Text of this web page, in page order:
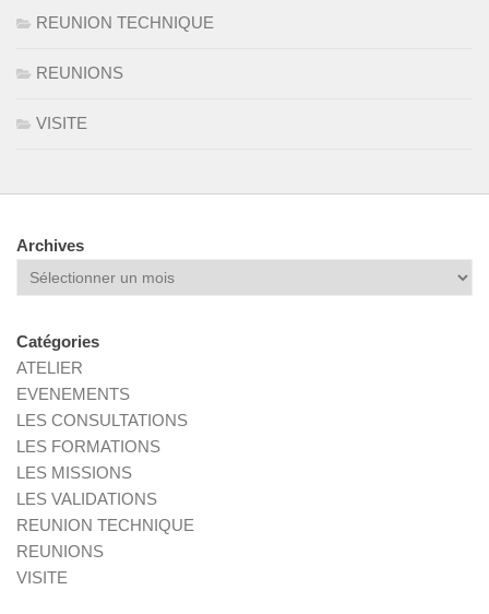
REUNION TECHNIQUE
REUNIONS
VISITE
Archives
Archives
Catégories
ATELIER
EVENEMENTS
LES CONSULTATIONS
LES FORMATIONS
LES MISSIONS
LES VALIDATIONS
REUNION TECHNIQUE
REUNIONS
VISITE